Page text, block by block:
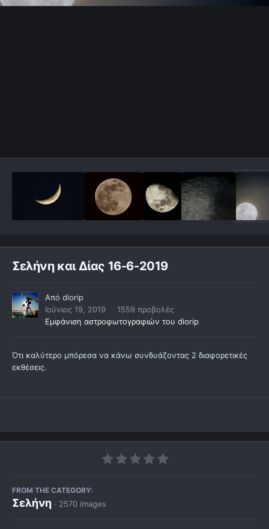
Σελήνη και Δίας 16-6-2019
Από diorip
Ιούνιος 19, 2019
1559 προβολές
Εμφάνιση αστροφωτογραφιών του diorip
Ότι καλύτερο μπόρεσα να κάνω συνδυάζοντας 2 διαφορετικές
εκθέσεις.
FROM THE CATEGORY:
Σελήνη · 2570 images